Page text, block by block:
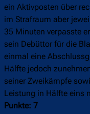
ein Aktivposten über
im Strafraum aber
35 Minuten verpasste
sein Debüttor für die
einmal eine
Hälfte jedoch
seiner Zweikämpfe
Leistung in Hälfte eins
Punkte: 7